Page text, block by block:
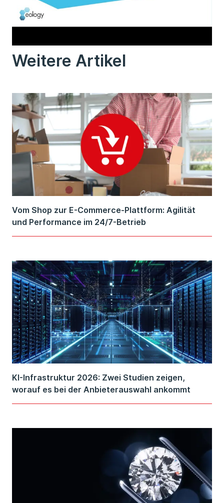
Weitere Artikel
Vom Shop zur E-Commerce-Plattform: Agilität
und Performance im 24/7-Betrieb
KI-Infrastruktur 2026: Zwei Studien zeigen,
worauf es bei der Anbieterauswahl ankommt